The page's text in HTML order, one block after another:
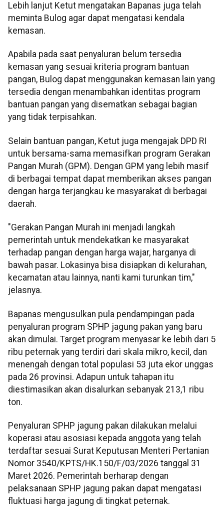
Lebih lanjut Ketut mengatakan Bapanas juga telah
meminta Bulog agar dapat mengatasi kendala
kemasan.
Apabila pada saat penyaluran belum tersedia
kemasan yang sesuai kriteria program bantuan
pangan, Bulog dapat menggunakan kemasan lain yang
tersedia dengan menambahkan identitas program
bantuan pangan yang disematkan sebagai bagian
yang tidak terpisahkan.
Selain bantuan pangan, Ketut juga mengajak DPD RI
untuk bersama-sama memasifkan program Gerakan
Pangan Murah (GPM). Dengan GPM yang lebih masif
di berbagai tempat dapat memberikan akses pangan
dengan harga terjangkau ke masyarakat di berbagai
daerah.
"Gerakan Pangan Murah ini menjadi langkah
pemerintah untuk mendekatkan ke masyarakat
terhadap pangan dengan harga wajar, harganya di
bawah pasar. Lokasinya bisa disiapkan di kelurahan,
kecamatan atau lainnya, nanti kami turunkan tim,"
jelasnya.
Bapanas mengusulkan pula pendampingan pada
penyaluran program SPHP jagung pakan yang baru
akan dimulai. Target program menyasar ke lebih dari 5
ribu peternak yang terdiri dari skala mikro, kecil, dan
menengah dengan total populasi 53 juta ekor unggas
pada 26 provinsi. Adapun untuk tahapan itu
diestimasikan akan disalurkan sebanyak 213,1 ribu
ton.
Penyaluran SPHP jagung pakan dilakukan melalui
koperasi atau asosiasi kepada anggota yang telah
terdaftar sesuai Surat Keputusan Menteri Pertanian
Nomor 3540/KPTS/HK.150/F/03/2026 tanggal 31
Maret 2026. Pemerintah berharap dengan
pelaksanaan SPHP jagung pakan dapat mengatasi
fluktuasi harga jagung di tingkat peternak.